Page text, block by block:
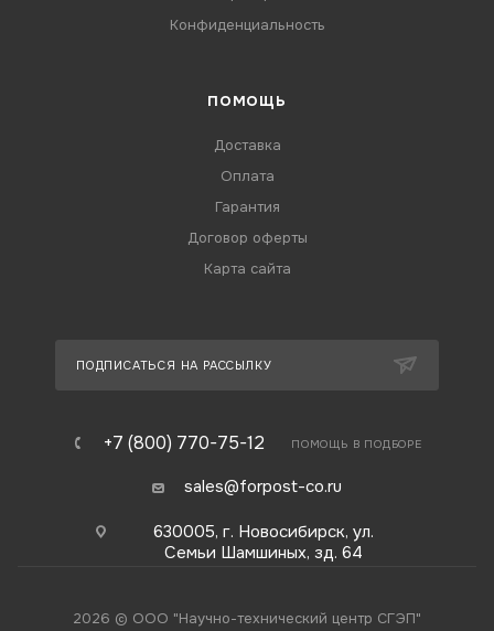
Конфиденциальность
ПОМОЩЬ
Доставка
Оплата
Гарантия
Договор оферты
Карта сайта
ПОДПИСАТЬСЯ НА РАССЫЛКУ
+7 (800) 770-75-12 ПОМОЩЬ В ПОДБОРЕ
sales@forpost-co.ru
630005, г. Новосибирск, ул.
Семьи Шамшиных, зд. 64
2026 © ООО "Научно-технический центр СГЭП"